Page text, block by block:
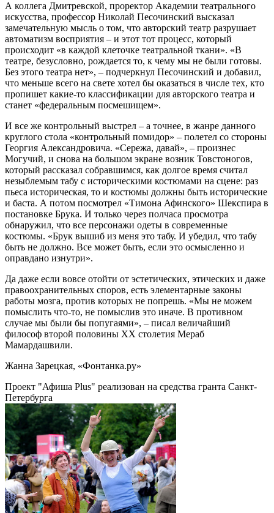
А коллега Дмитревской, проректор Академии театрального
искусства, профессор Николай Песочинский высказал
замечательную мысль о том, что авторский театр разрушает
автоматизм восприятия – и этот тот процесс, который
происходит «в каждой клеточке театральной ткани». «В
театре, безусловно, рождается то, к чему мы не были готовы.
Без этого театра нет», – подчеркнул Песочинский и добавил,
что меньше всего на свете хотел бы оказаться в числе тех, кто
пропишет какие-то классификации для авторского театра и
станет «федеральным посмешищем».
И все же контрольный выстрел – а точнее, в жанре данного
круглого стола «контрольный помидор» – полетел со стороны
Георгия Александровича. «Сережа, давай», – произнес
Могучий, и снова на большом экране возник Товстоногов,
который рассказал собравшимся, как долгое время считал
незыблемым табу с историческими костюмами на сцене: раз
пьеса историческая, то и костюмы должны быть исторические
и баста. А потом посмотрел «Тимона Афинского» Шекспира в
постановке Брука. И только через полчаса просмотра
обнаружил, что все персонажи одеты в современные
костюмы. «Брук вышиб из меня это табу. И убедил, что табу
быть не должно. Все может быть, если это осмысленно и
оправдано изнутри».
Да даже если вовсе отойти от эстетических, этических и даже
правоохранительных споров, есть элементарные законы
работы мозга, против которых не попрешь. «Мы не можем
помыслить что-то, не помыслив это иначе. В противном
случае мы были бы попугаями», – писал величайший
философ второй половины XX столетия Мераб
Мамардашвили.
Жанна Зарецкая, «Фонтанка.ру»
Проект "Афиша Plus" реализован на средства гранта Санкт-
Петербурга